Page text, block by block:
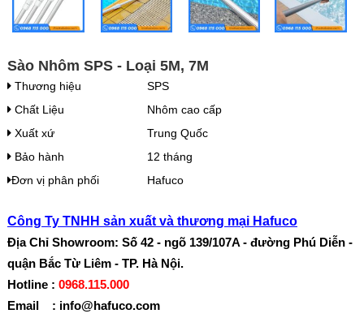
Sào Nhôm SPS - Loại 5M, 7M
Thương hiệu
SPS
Chất Liệu
Nhôm cao cấp
Xuất xứ
Trung Quốc
Bảo hành
12 tháng
Đơn vị phân phối
Hafuco
Công Ty TNHH sản xuất và thương mại Hafuco
Địa Chỉ Showroom: Số 42 - ngõ 139/107A - đường Phú Diễn -
quận Bắc Từ Liêm - TP. Hà Nội.
Hotline : 0968.115.000
Email : info@hafuco.com